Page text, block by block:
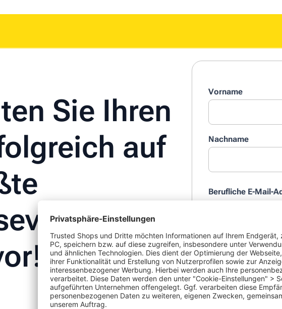
Sie Ihren
auf
des
Vorname
Nachname
Berufliche E-Mail-
Ihre URL
*